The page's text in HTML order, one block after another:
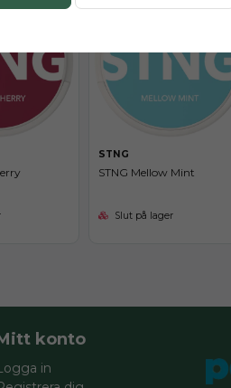
STNG
STNG Mellow Mint
Slut på lager
konto
in